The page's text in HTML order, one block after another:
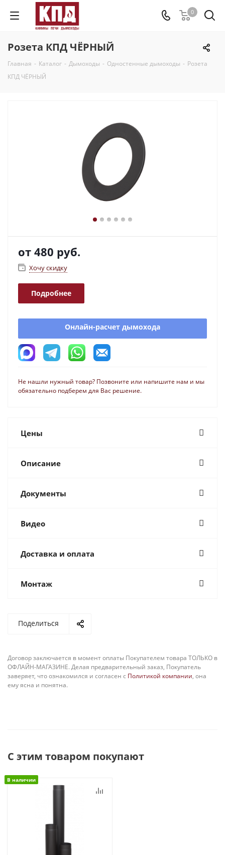
0
Розета КПД ЧЁРНЫЙ
Главная - Каталог - Дымоходы - Одностенные дымоходы - Розета
КПД ЧЁРНЫЙ
от 480 руб.
Хочу скидку
Подробнее
Онлайн-расчет дымохода
Не нашли нужный товар? Позвоните или напишите нам и мы
обязательно подберем для Вас решение.
Цены
Описание
Документы
Видео
Доставка и оплата
Монтаж
Поделиться
Договор заключается в момент оплаты Покупателем товара ТОЛЬКО в
ОФЛАЙН-МАГАЗИНЕ. Делая предварительный заказ, Покупатель
заверяет, что ознакомился и согласен с Политикой компании, она
ему ясна и понятна.
С этим товаром покупают
В наличии